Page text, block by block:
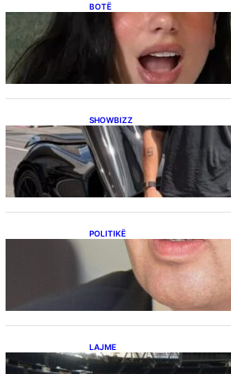
BOTË
Besnik Qaka rrëfen
Dua Lipës: “Një event
botërorë”
SHOWBIZZ
Ish-banori i Big Brother
Kuqi ua mbyll gojën
dëshmi për
POLITIKË
Përplasja VV-LDK për
Kërçeli i përgjigjet Hotit:
aleancën me SHBA-në”
LAJME
Ish-mesfushori i Real